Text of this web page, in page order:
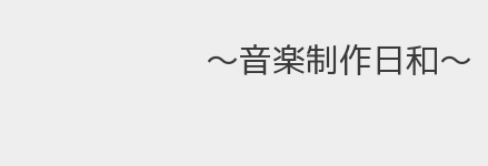
〜音楽制作日和〜